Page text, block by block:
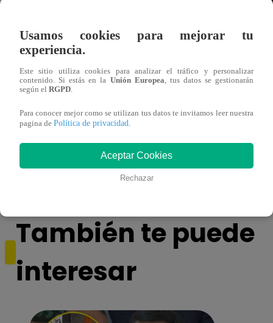
Sábados en Familia PROGRAMA
COMPLETO: Sábado 13 de enero |
LATINA
También te puede
interesar
Usamos cookies para mejorar tu
experiencia.
Este sitio utiliza cookies para analizar el tráfico y personalizar
contenido. Si estás en la Unión Europea, tus datos se gestionarán
según el RGPD.
Para conocer mejor como se utilizan tus datos te invitamos leer nuestra
pagina de Política de privacidad.
Aceptar Cookies
Rechazar